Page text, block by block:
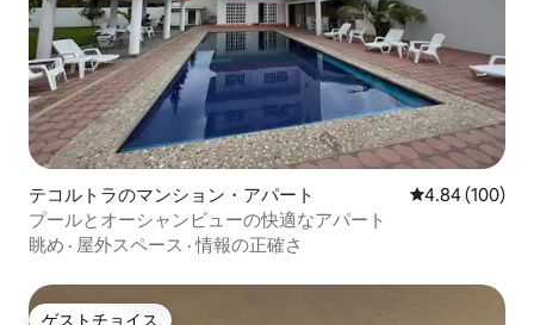
テコルトラのマンション・アパート レビュー100
4.84 (100)
プールとオーシャンビューの快適なアパート
眺め · 屋外スペース ·情報の正確さ
ゲストチョイス